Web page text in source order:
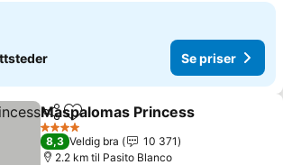
Se priser
Del Legg til i favoritter
Maspalomas Princess
4 Stjerner
8,3 Veldig bra
10 371
2.2 km til Pasito Blanco